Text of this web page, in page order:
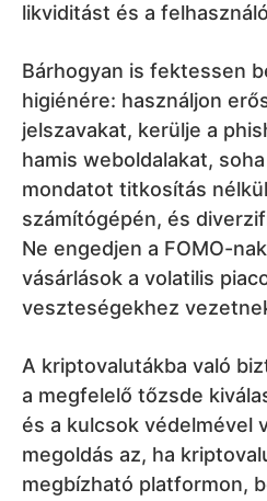
likviditást és a
Bárhogyan is fektessen
higiénére: használjon
jelszavakat, kerülje a
hamis weboldalakat,
mondatot titkosítás
számítógépén, és
Ne engedjen a FOMO-
vásárlások a volatilis
veszteségekhez
A kriptovalutákba való
a megfelelő tőzsde
és a kulcsok védelmével
megoldás az, ha
megbízható platformon,